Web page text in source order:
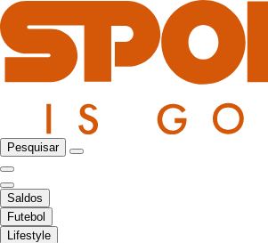
Pesquisar
Saldos
Futebol
Lifestyle